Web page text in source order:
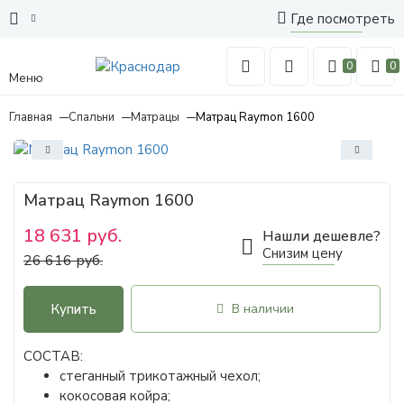
Где посмотреть
Меню
0 0
Главная Спальни Матрацы Матрац Raymon 1600
Матрац Raymon 1600
18 631 руб.
26 616 руб.
Нашли дешевле?
Снизим цену
Купить В наличии
СОСТАВ:
стеганный трикотажный чехол;
кокосовая койра;